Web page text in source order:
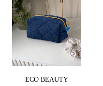
ECO BEAUTY